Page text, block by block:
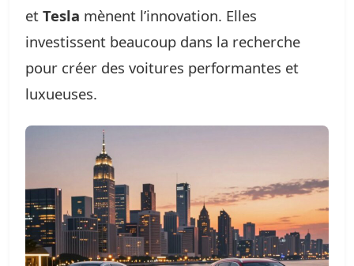
et Tesla mènent l’innovation. Elles
investissent beaucoup dans la recherche
pour créer des voitures performantes et
luxueuses.